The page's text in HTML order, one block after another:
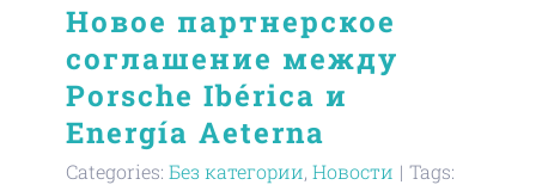
Новое партнерское
соглашение между
Porsche Ibérica и
Energía Aeterna
Categories: Без категории, Новости | Tags: